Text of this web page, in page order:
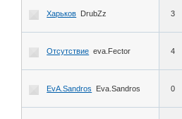
Харьков DrubZz 3
Отсутствие eva.Fector 4
EvA.Sandros Eva.Sandros 0